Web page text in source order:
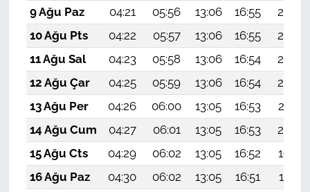
9 Ağu Paz
04:21 05:56 13:06 16:55
20:06
10 Ağu Pts
04:22 05:57 13:06 16:55
20:05
11 Ağu Sal
04:23 05:58 13:06 16:54
20:04
12 Ağu Çar
04:25 05:59 13:06 16:54
20:02
13 Ağu Per
04:26 06:00 13:05 16:53
20:01
14 Ağu Cum
04:27 06:01 13:05 16:53
20:00
15 Ağu Cts
04:29 06:02 13:05 16:52
19:59
16 Ağu Paz
04:30 06:02 13:05 16:51
19:57